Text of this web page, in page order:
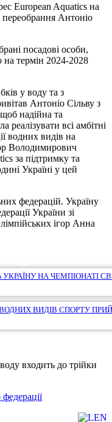
European Aquatics на
Антоніо
посадові особи,
на термін 2024-2028
у воду та з
Антоніо Сільву з
надійна та
реалізувати всі амбітні
водних видів на
Володимирович
за підтримку та
Україні у цей
федерацій. Україну
України зі
ігор Анна
НА ЧЕМПІОНАТІ
ВИДІВ СПОРТУ
входить до трійки